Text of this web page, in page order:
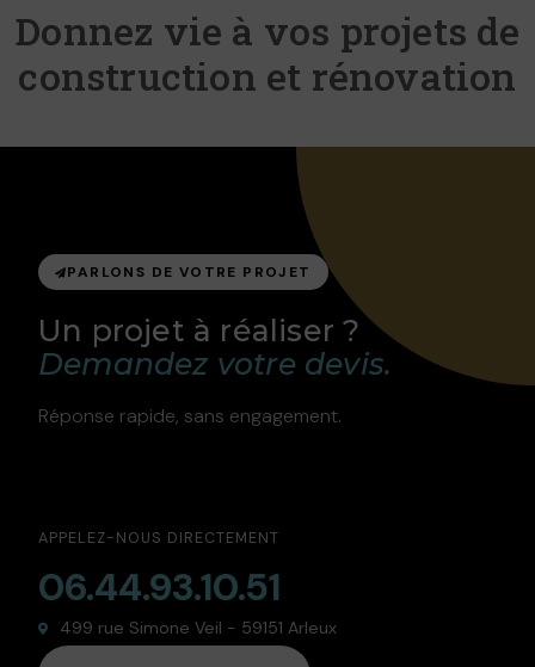
Donnez vie à vos projets de
construction et rénovation
PARLONS DE VOTRE PROJET
Un projet à réaliser ?
Demandez votre devis.
Réponse rapide, sans engagement.
APPELEZ-NOUS DIRECTEMENT
06.44.93.10.51
499 rue Simone Veil - 59151 Arleux